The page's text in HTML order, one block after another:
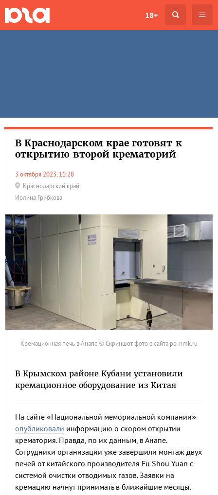
18+
В Краснодарском крае готовят к
открытию второй крематорий
3 октября 2023, 11:28
Краснодарский край
Иолина Грибкова
Кремационная печь в Анапе © Скриншот фото с сайта po-nmk.ru
В Крымском районе Кубани установили
кремационное оборудование из Китая
На сайте «Национальной мемориальной компании»
опубликовали информацию о скором открытии
крематория. Правда, по их данным, в Анапе.
Сотрудники организации уже завершили монтаж двух
печей от китайского производителя Fu Shou Yuan с
системой очистки отводимых газов. Заявки на
кремацию начнут принимать в ближайшие месяцы.